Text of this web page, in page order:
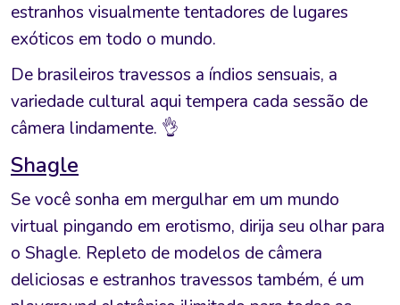
estranhos visualmente tentadores de lugares
exóticos em todo o mundo.
De brasileiros travessos a índios sensuais, a
variedade cultural aqui tempera cada sessão de
câmera lindamente. 👌
Shagle
Se você sonha em mergulhar em um mundo
virtual pingando em erotismo, dirija seu olhar para
o Shagle. Repleto de modelos de câmera
deliciosas e estranhos travessos também, é um